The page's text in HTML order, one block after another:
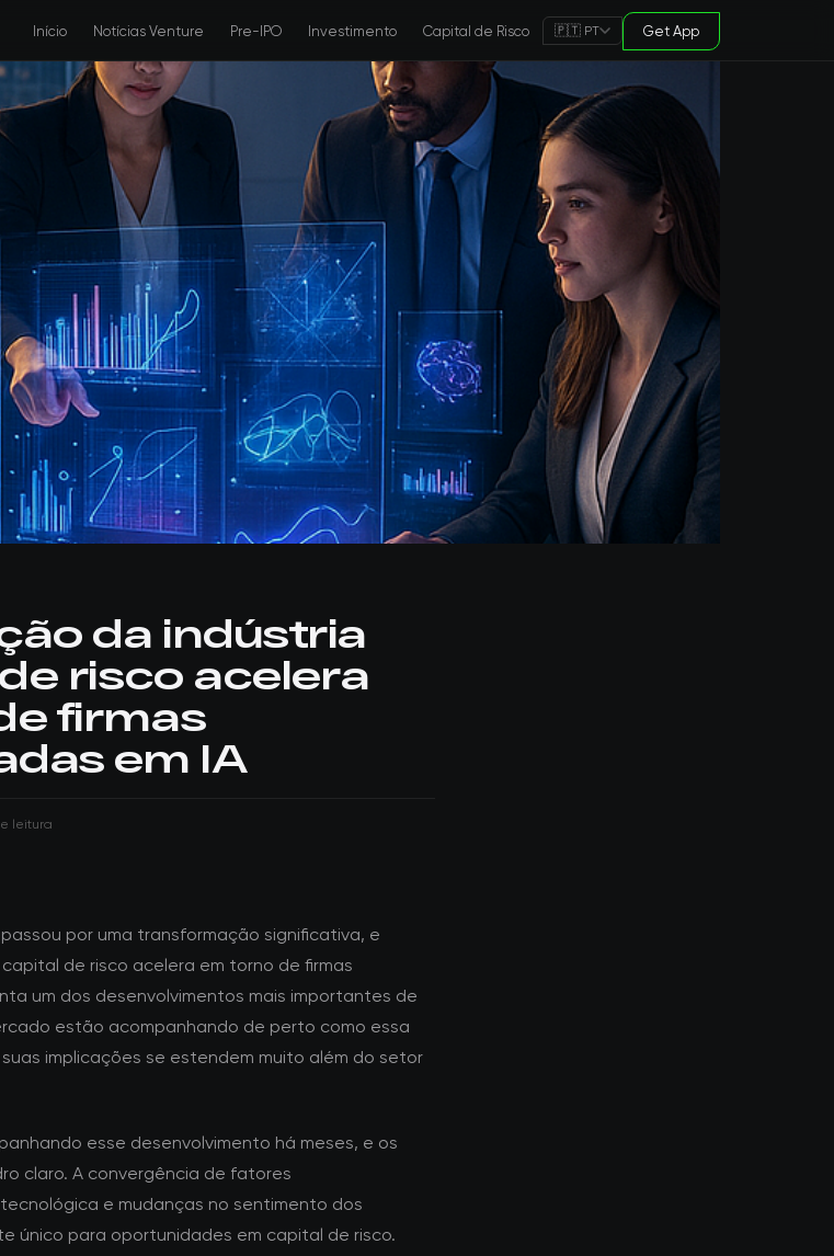
Início Notícias Venture Pre-IPO Investimento Capital de Risco 🇵🇹 PT Get App
da indústria
risco acelera
firmas
em IA
leitura
por uma transformação significativa, e
de risco acelera em torno de firmas
um dos desenvolvimentos mais importantes de
estão acompanhando de perto como essa
implicações se estendem muito além do setor
esse desenvolvimento há meses, e os
claro. A convergência de fatores
e mudanças no sentimento dos
único para oportunidades em capital de risco.